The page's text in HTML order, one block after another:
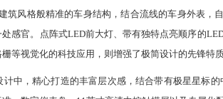
筑风格般精准的车身结构，结合流线的车身外表，
感官。点阵式LED前大灯、带有独特点亮顺序的
等视觉化的科技应用，则增强了极简设计的先锋特质
计中，精心打造的丰富层次感，结合带有极星星标的